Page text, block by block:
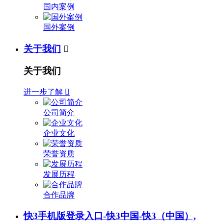
国内案例
国外案例
关于我们 
关于我们
进一步了解 
公司简介
企业文化
荣誉资质
发展历程
合作品牌
快3手机版登录入口-快3中国-快3（中国）,